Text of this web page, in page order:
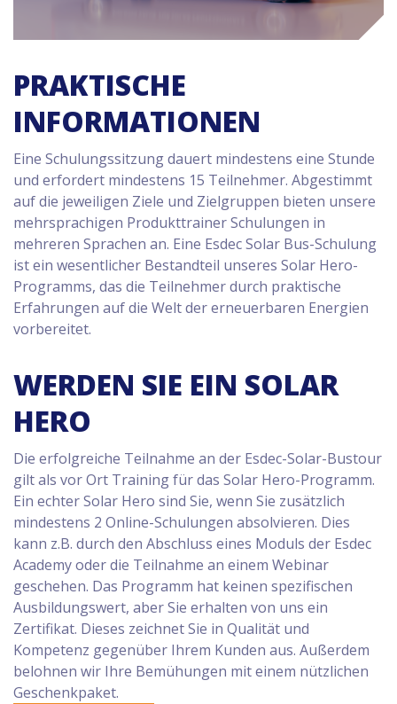
PRAKTISCHE
INFORMATIONEN
Eine Schulungssitzung dauert mindestens eine Stunde
und erfordert mindestens 15 Teilnehmer. Abgestimmt
auf die jeweiligen Ziele und Zielgruppen bieten unsere
mehrsprachigen Produkttrainer Schulungen in
mehreren Sprachen an. Eine Esdec Solar Bus-Schulung
ist ein wesentlicher Bestandteil unseres Solar Hero-
Programms, das die Teilnehmer durch praktische
Erfahrungen auf die Welt der erneuerbaren Energien
vorbereitet.
WERDEN SIE EIN SOLAR
HERO
Die erfolgreiche Teilnahme an der Esdec-Solar-Bustour
gilt als vor Ort Training für das Solar Hero-Programm.
Ein echter Solar Hero sind Sie, wenn Sie zusätzlich
mindestens 2 Online-Schulungen absolvieren. Dies
kann z.B. durch den Abschluss eines Moduls der Esdec
Academy oder die Teilnahme an einem Webinar
geschehen. Das Programm hat keinen spezifischen
Ausbildungswert, aber Sie erhalten von uns ein
Zertifikat. Dieses zeichnet Sie in Qualität und
Kompetenz gegenüber Ihrem Kunden aus. Außerdem
belohnen wir Ihre Bemühungen mit einem nützlichen
Geschenkpaket.